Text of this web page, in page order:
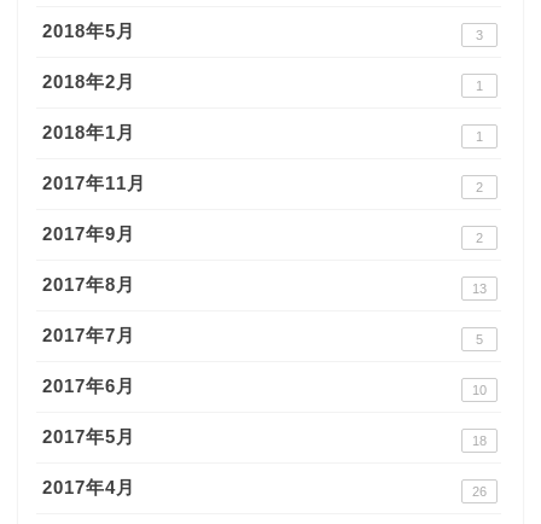
2018年5月 3
2018年2月 1
2018年1月 1
2017年11月 2
2017年9月 2
2017年8月 13
2017年7月 5
2017年6月 10
2017年5月 18
2017年4月 26